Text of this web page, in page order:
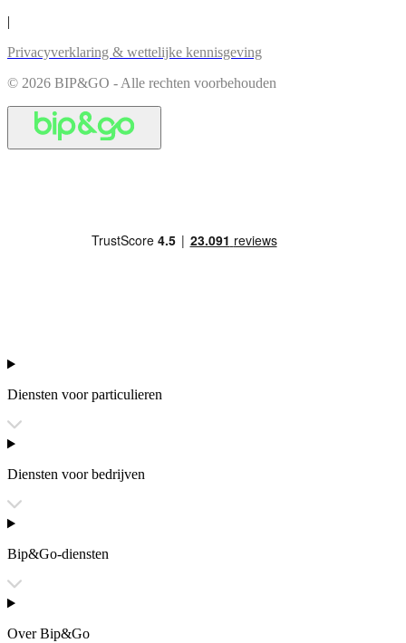
|
Privacyverklaring & wettelijke kennisgeving
© 2026 BIP&GO - Alle rechten voorbehouden
Diensten voor particulieren
Diensten voor bedrijven
Bip&Go-diensten
Over Bip&Go